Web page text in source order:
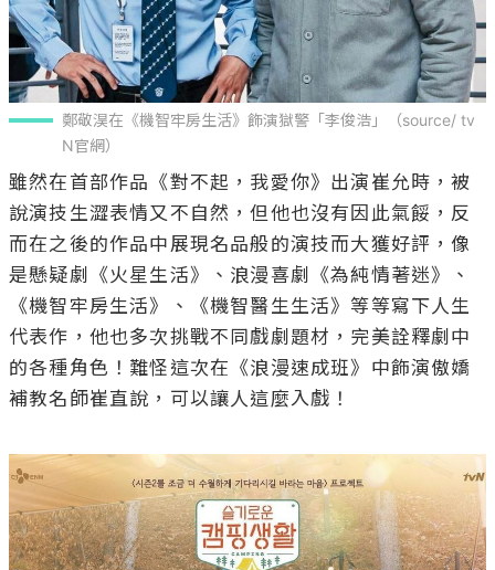
鄭敬淏在《機智牢房生活》飾演獄警「李俊浩」（source/ tv
N官網）
雖然在首部作品《對不起，我愛你》出演崔允時，被
說演技生澀表情又不自然，但他也沒有因此氣餒，反
而在之後的作品中展現名品般的演技而大獲好評，像
是懸疑劇《火星生活》、浪漫喜劇《為純情著迷》、
《機智牢房生活》、《機智醫生生活》等等寫下人生
代表作，他也多次挑戰不同戲劇題材，完美詮釋劇中
的各種角色！難怪這次在《浪漫速成班》中飾演傲嬌
補教名師崔直說，可以讓人這麼入戲！